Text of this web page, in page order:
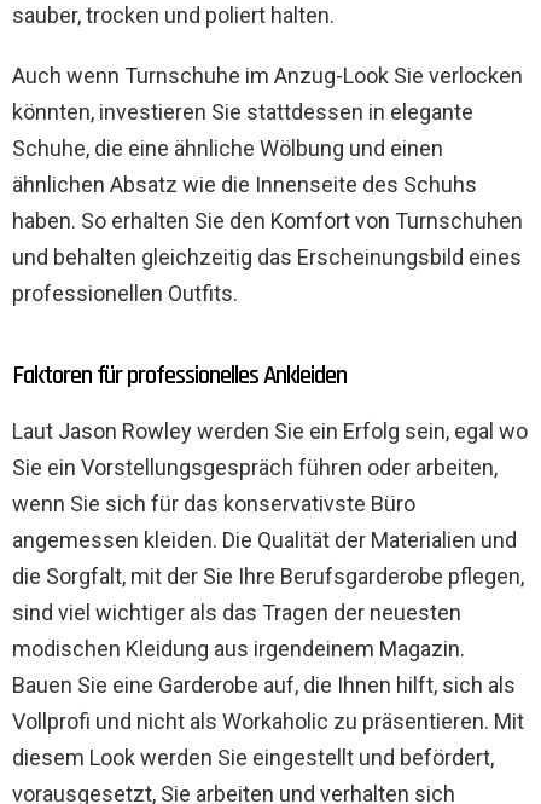
sauber, trocken und poliert halten.
Auch wenn Turnschuhe im Anzug-Look Sie verlocken
könnten, investieren Sie stattdessen in elegante
Schuhe, die eine ähnliche Wölbung und einen
ähnlichen Absatz wie die Innenseite des Schuhs
haben. So erhalten Sie den Komfort von Turnschuhen
und behalten gleichzeitig das Erscheinungsbild eines
professionellen Outfits.
Faktoren für professionelles Ankleiden
Laut Jason Rowley werden Sie ein Erfolg sein, egal wo
Sie ein Vorstellungsgespräch führen oder arbeiten,
wenn Sie sich für das konservativste Büro
angemessen kleiden. Die Qualität der Materialien und
die Sorgfalt, mit der Sie Ihre Berufsgarderobe pflegen,
sind viel wichtiger als das Tragen der neuesten
modischen Kleidung aus irgendeinem Magazin.
Bauen Sie eine Garderobe auf, die Ihnen hilft, sich als
Vollprofi und nicht als Workaholic zu präsentieren. Mit
diesem Look werden Sie eingestellt und befördert,
vorausgesetzt, Sie arbeiten und verhalten sich